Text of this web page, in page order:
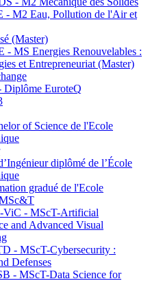
- M2 Eau, Pollution de l'Air et
(Master)
- MS Energies Renouvelables :
et Entrepreneuriat (Master)
Diplôme EuroteQ
of Science de l'Ecole
diplômé de l’École
gradué de l'Ecole
ViC - MScT-Artificial
and Advanced Visual
- MScT-Cybersecurity :
Defenses
- MScT-Data Science for